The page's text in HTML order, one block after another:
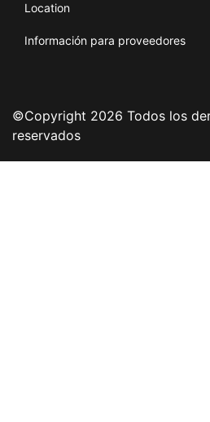
Location
Información para proveedores
©Copyright 2026 Todos los
reservados